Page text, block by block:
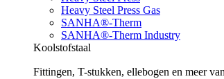
Heavy Steel Press Gas
SANHA®-Therm
SANHA®-Therm Industry
Koolstofstaal
Fittingen, T-stukken, ellebogen en meer